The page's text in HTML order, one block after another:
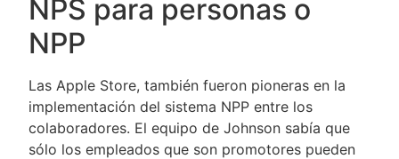
NPS para personas o
NPP
Las Apple Store, también fueron pioneras en la
implementación del sistema NPP entre los
colaboradores. El equipo de Johnson sabía que
sólo los empleados que son promotores pueden